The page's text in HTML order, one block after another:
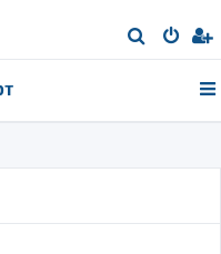
о